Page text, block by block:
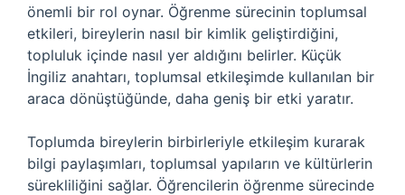
önemli bir rol oynar. Öğrenme sürecinin toplumsal
etkileri, bireylerin nasıl bir kimlik geliştirdiğini,
topluluk içinde nasıl yer aldığını belirler. Küçük
İngiliz anahtarı, toplumsal etkileşimde kullanılan bir
araca dönüştüğünde, daha geniş bir etki yaratır.
Toplumda bireylerin birbirleriyle etkileşim kurarak
bilgi paylaşımları, toplumsal yapıların ve kültürlerin
sürekliliğini sağlar. Öğrencilerin öğrenme sürecinde